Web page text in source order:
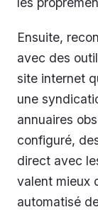
Ensuite,
avec des
site internet
une
annuaires
configuré,
direct avec
valent mieux
automatisé